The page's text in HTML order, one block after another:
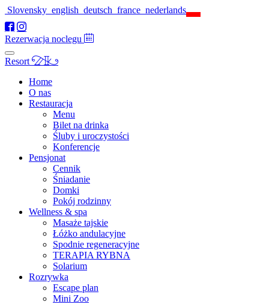
Slovensky english deutsch france nederlands
Rezerwacja noclegu
Resort
Home
O nas
Restauracja
Menu
Bilet na drinka
Śluby i uroczystości
Konferencje
Pensjonat
Cennik
Śniadanie
Domki
Pokój rodzinny
Wellness & spa
Masaże tajskie
Łóżko andulacyjne
Spodnie regeneracyjne
TERAPIA RYBNA
Solarium
Rozrywka
Escape plan
Mini Zoo